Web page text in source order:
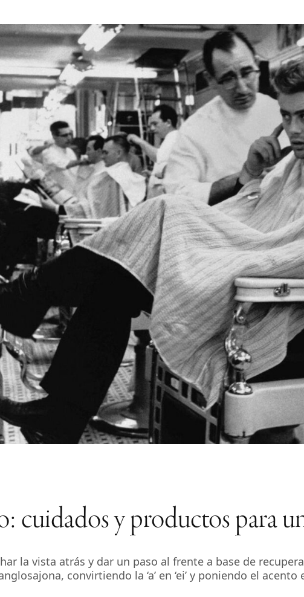
cuidados y productos para
la vista atrás y dar un paso al frente a base de
convirtiendo la ‘a’ en ‘ei’ y poniendo el